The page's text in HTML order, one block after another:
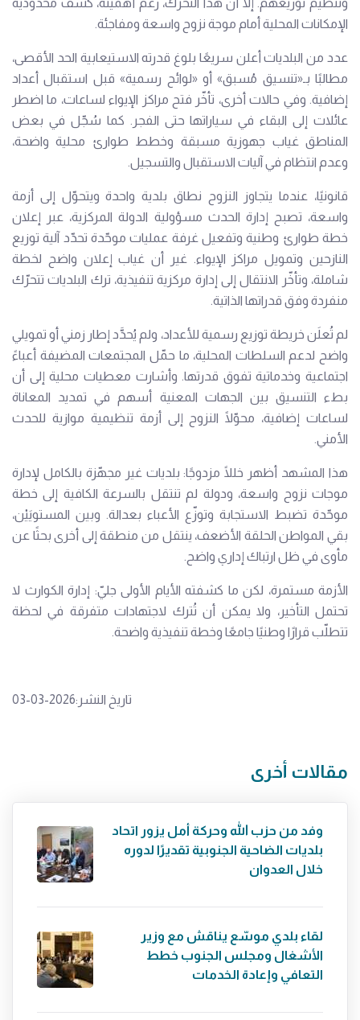
وتنظيم توزيعهم. إلا أن هذا التحرّك، رغم أهميته، كشف محدودية
الإمكانات المحلية أمام موجة نزوح واسعة ومفاجئة.
عدد من البلديات أعلن سريعًا بلوغ قدرته الاستيعابية الحد الأقصى،
مطالبًا بـ«تنسيق مُسبق» أو «لوائح رسمية» قبل استقبال أعداد
إضافية. وفي حالات أخرى، تأخّر فتح مراكز الإيواء لساعات، ما اضطر
عائلات إلى البقاء في سياراتها حتى الفجر. كما سُجّل في بعض
المناطق غياب جهوزية مسبقة وخطط طوارئ محلية واضحة،
وعدم انتظام في آليات الاستقبال والتسجيل.
قانونيًا، عندما يتجاوز النزوح نطاق بلدية واحدة ويتحوّل إلى أزمة
واسعة، تصبح إدارة الحدث مسؤولية الدولة المركزية، عبر إعلان
خطة طوارئ وطنية وتفعيل غرفة عمليات موحّدة تحدّد آلية توزيع
النازحين وتمويل مراكز الإيواء. غير أن غياب إعلان واضح لخطة
شاملة، وتأخّر الانتقال إلى إدارة مركزية تنفيذية، ترك البلديات تتحرّك
منفردة وفق قدراتها الذاتية.
لم تُعلَن خريطة توزيع رسمية للأعداد، ولم يُحدَّد إطار زمني أو تمويلي
واضح لدعم السلطات المحلية، ما حمّل المجتمعات المضيفة أعباءً
اجتماعية وخدماتية تفوق قدرتها. وأشارت معطيات محلية إلى أن
بطء التنسيق بين الجهات المعنية أسهم في تمديد المعاناة
لساعات إضافية، محوّلًا النزوح إلى أزمة تنظيمية موازية للحدث
الأمني.
هذا المشهد أظهر خللًا مزدوجًا: بلديات غير مجهّزة بالكامل لإدارة
موجات نزوح واسعة، ودولة لم تنتقل بالسرعة الكافية إلى خطة
موحّدة تضبط الاستجابة وتوزّع الأعباء بعدالة. وبين المستويَيْن،
بقي المواطن الحلقة الأضعف، ينتقل من منطقة إلى أخرى بحثًا عن
مأوى في ظل ارتباك إداري واضح.
الأزمة مستمرة، لكن ما كشفته الأيام الأولى جليّ: إدارة الكوارث لا
تحتمل التأخير، ولا يمكن أن تُترك لاجتهادات متفرقة في لحظة
تتطلّب قرارًا وطنيًا جامعًا وخطة تنفيذية واضحة.
تاريخ النشر:2026-03-03
مقالات أخرى
وفد من حزب الله وحركة أمل يزور اتحاد
بلديات الضاحية الجنوبية تقديرًا لدوره
خلال العدوان
لقاء بلدي موسّع يناقش مع وزير
الأشغال ومجلس الجنوب خطط
التعافي وإعادة الخدمات